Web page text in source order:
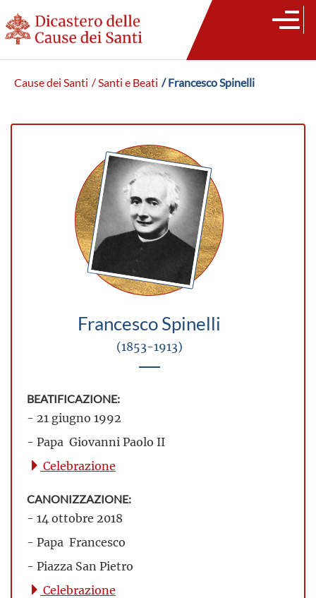
Cause dei Santi / Santi e Beati / Francesco Spinelli
Francesco Spinelli
(1853-1913)
BEATIFICAZIONE:
- 21 giugno 1992
- Papa Giovanni Paolo II
Celebrazione
CANONIZZAZIONE:
- 14 ottobre 2018
- Papa Francesco
- Piazza San Pietro
Celebrazione